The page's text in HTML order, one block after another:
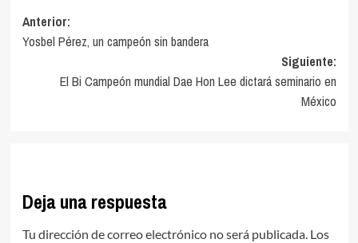
Navegación
de
entradas
Anterior:
Yosbel Pérez, un campeón sin bandera
Siguiente:
El Bi Campeón mundial Dae Hon Lee dictará seminario en
México
Deja una respuesta
Tu dirección de correo electrónico no será publicada. Los